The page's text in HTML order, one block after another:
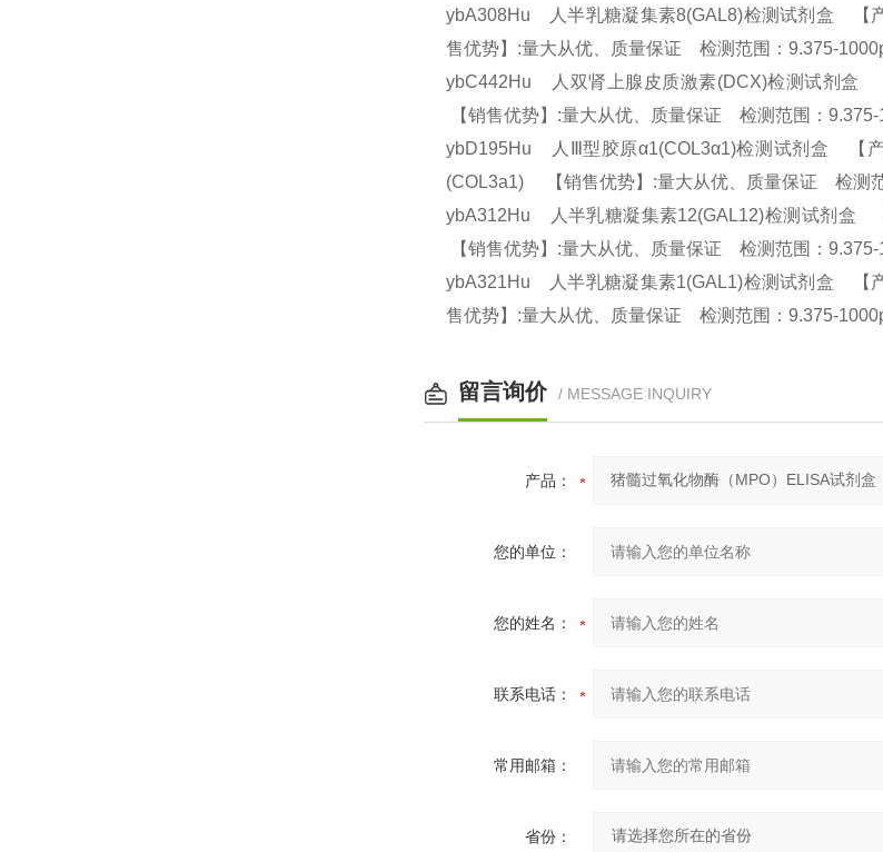
ybA308Hu 人半乳糖凝集素8(GAL8)检测试剂盒 【
售优势】:量大从优、质量保证 检测范围：9.375-
ybC442Hu 人双肾上腺皮质激素(DCX)检测试剂盒
【销售优势】:量大从优、质量保证 检测范围：
ybD195Hu 人Ⅲ型胶原α1(COL3α1)检测试剂盒 【产
(COL3a1) 【销售优势】:量大从优、质量保证 检测
ybA312Hu 人半乳糖凝集素12(GAL12)检测试剂盒
【销售优势】:量大从优、质量保证 检测范围：
ybA321Hu 人半乳糖凝集素1(GAL1)检测试剂盒 【
售优势】:量大从优、质量保证 检测范围：9.375-
留言询价 / MESSAGE INQUIRY
产品：
您的单位：
您的姓名：
联系电话：
常用邮箱：
省份：